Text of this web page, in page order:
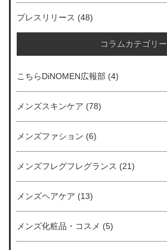
プレスリリース (48)
コラムカテゴリー
こちらDiNOMEN広報部 (4)
メンズスキンケア (78)
メンズファション (6)
メンズフレグフレグランス (21)
メンズヘアケア (13)
メンズ化粧品・コスメ (5)